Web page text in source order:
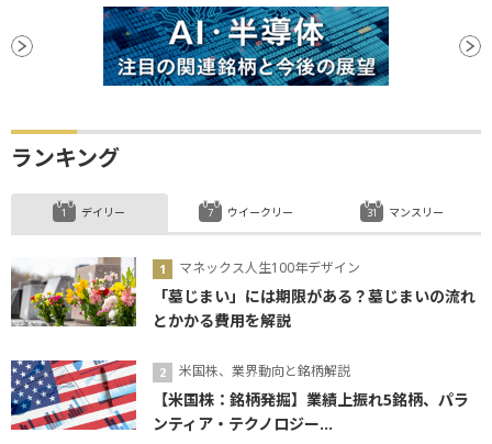
ランキング
デイリー
マネックス人生100年デザイン
「墓じまい」には期限がある？墓じまいの流れ
とかかる費用を解説
米国株、業界動向と銘柄解説
【米国株：銘柄発掘】業績上振れ5銘柄、パラ
ンティア・テクノロジー...
ウイークリー マンスリー